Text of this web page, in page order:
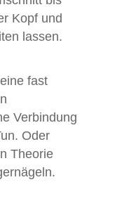
Kopf und
lassen.
fast
Verbindung
Oder
Theorie